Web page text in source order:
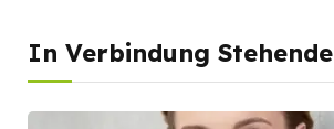
In Verbindung Stehende